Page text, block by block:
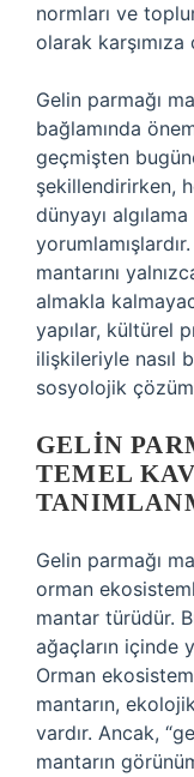
normları ve
olarak karşımıza
Gelin parmağı
bağlamında
geçmişten
şekillendirirken,
dünyayı
mantarını
almakla
yapılar, kültürel
ilişkileriyle nasıl
sosyolojik
GELIN
TEMEL
Gelin parmağı
orman
mantar türüdür.
ağaçların içinde
Orman
mantarın,
vardır. Ancak,
mantarın